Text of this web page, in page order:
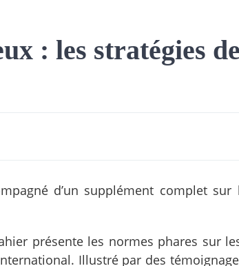
: les stratégies de
d’un supplément complet
présente les normes phares sur
Illustré par des